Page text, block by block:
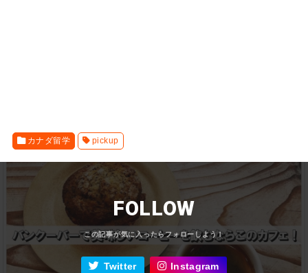
カナダ留学 pickup
FOLLOW
Twitter Instagram